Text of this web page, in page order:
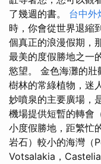
了幾週的書。 台中外
時，你會從世界退縮
個真正的浪漫假期，
最美的度假勝地之一
慾望。 金色海灘的
樹林的常綠植物，迷
妙噴泉的主要廣場，
機場提供短暫的轉會
小度假勝地，距繁忙
岩石）較小的海灣（
Votsalakia，